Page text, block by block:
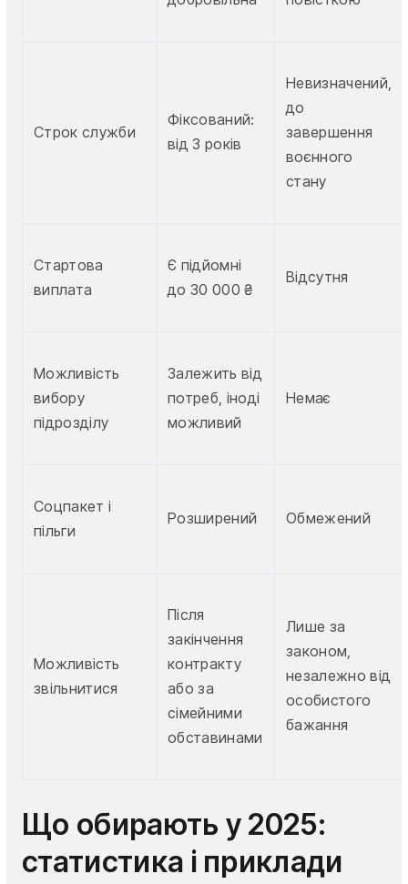
Строк служби
Фіксований:
від 3 років
Невизначений,
до
завершення
воєнного
стану
Стартова
виплата
Є підйомні
до 30 000 ₴
Відсутня
Можливість
вибору
підрозділу
Залежить від
потреб, іноді
можливий
Немає
Соцпакет і
пільги
Розширений Обмежений
Можливість
звільнитися
Після
закінчення
контракту
або за
сімейними
обставинами
Лише за
законом,
незалежно від
особистого
бажання
Що обирають у 2025:
статистика і приклади